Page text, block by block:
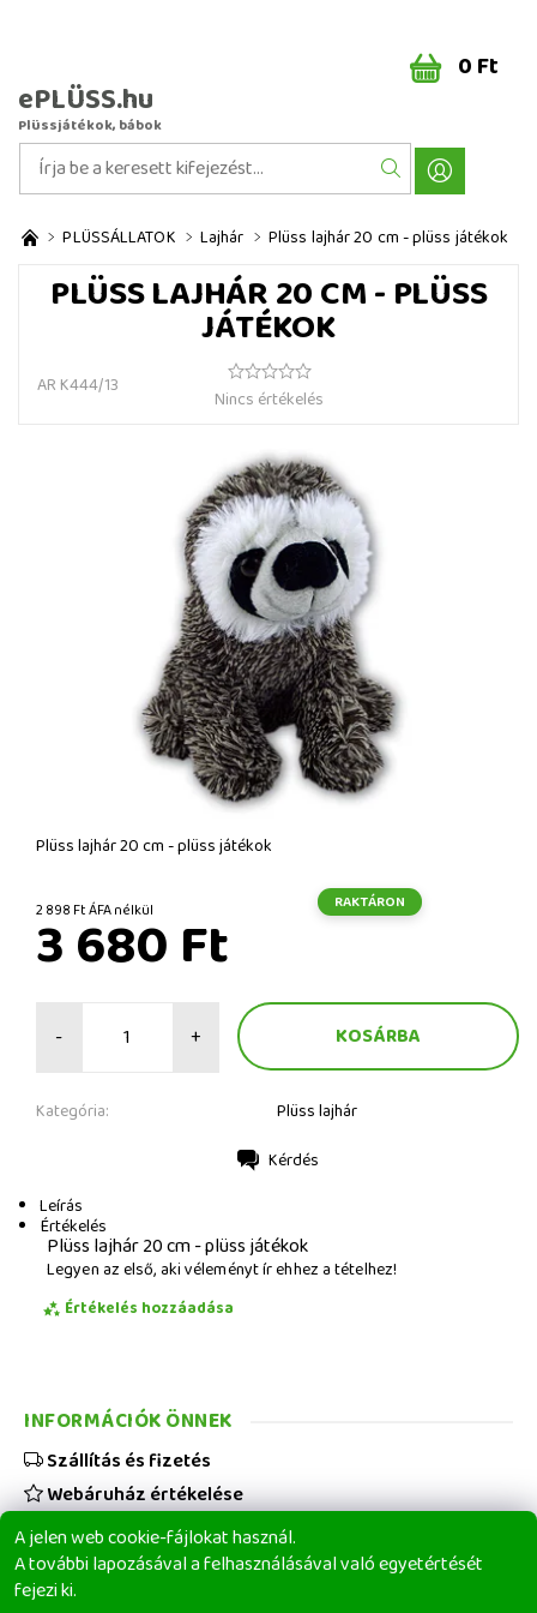
ePLÜSS.hu
Plüssjátékok, bábok
0 Ft
PLÜSSÁLLATOK Lajhár Plüss lajhár 20 cm - plüss játékok
PLÜSS LAJHÁR 20 CM - PLÜSS
JÁTÉKOK
AR K444/13
Nincs értékelés
Plüss lajhár 20 cm - plüss játékok
2 898 Ft ÁFA nélkül RAKTÁRON
3 680 Ft
- +
Kategória: Plüss lajhár
Kérdés
Leírás
Értékelés
Plüss lajhár 20 cm - plüss játékok
Legyen az első, aki véleményt ír ehhez a tételhez!
Értékelés hozzáadása
A jelen web cookie-fájlokat használ.
A további lapozásával a felhasználásával való egyetértését
fejezi ki.
INFORMÁCIÓK ÖNNEK
Szállítás és fizetés
Webáruház értékelése
Viszonteladóknak
Üzleti feltételek
Elérhetőségeink